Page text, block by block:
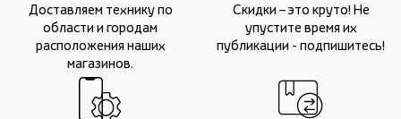
Доставляем технику по
области и городам
расположения наших
магазинов.
Скидки – это круто! Не
упустите время их
публикации - подпишитесь!